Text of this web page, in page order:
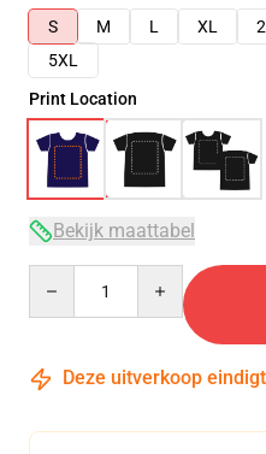
S
M L XL
5XL
Print Location
Bekijk maattabel
Deze uitverkoop